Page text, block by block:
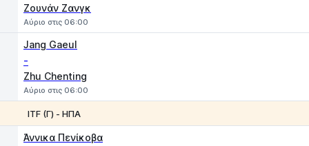
Ζουνάν Ζανγκ
Αύριο στις 06:00
Jang Gaeul
-
Zhu Chenting
Αύριο στις 06:00
ITF (Γ) - ΗΠΑ
Άννικα Πενίκοβα